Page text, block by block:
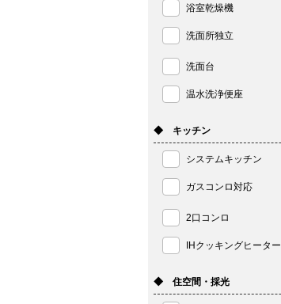
浴室乾燥機
洗面所独立
洗面台
温水洗浄便座
◆ キッチン
システムキッチン
ガスコンロ対応
2口コンロ
IHクッキングヒーター
◆ 住空間・採光